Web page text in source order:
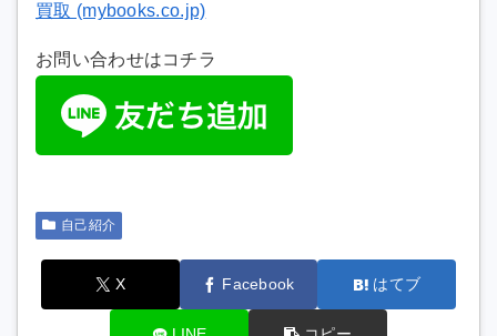
買取 (mybooks.co.jp)
お問い合わせはコチラ
自己紹介
X Facebook はてブ